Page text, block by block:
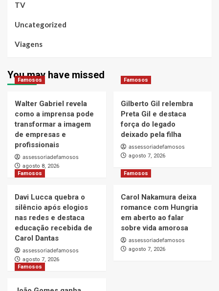
TV
Uncategorized
Viagens
You may have missed
Famosos
Walter Gabriel revela
como a imprensa pode
transformar a imagem
de empresas e
profissionais
assessoriadefamosos
agosto 8, 2026
Famosos
Gilberto Gil relembra
Preta Gil e destaca
força do legado
deixado pela filha
assessoriadefamosos
agosto 7, 2026
Famosos
Davi Lucca quebra o
silêncio após elogios
nas redes e destaca
educação recebida de
Carol Dantas
assessoriadefamosos
agosto 7, 2026
Famosos
Carol Nakamura deixa
romance com Hungria
em aberto ao falar
sobre vida amorosa
assessoriadefamosos
agosto 7, 2026
Famosos